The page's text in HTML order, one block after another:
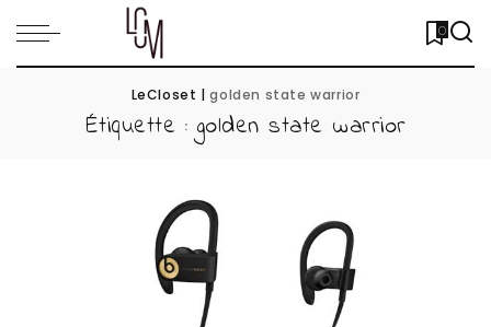
0
LeCloset |golden state warrior
Étiquette : golden state warrior